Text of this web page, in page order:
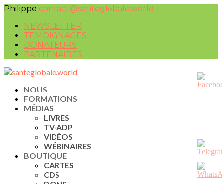
Philippe contact@santeglobale.world
NEWSLETTER
TEMOIGNAGES
DONATEURS
PARTENAIRES
NOUS
FORMATIONS
MÉDIAS
LIVRES
TV-ADP
VIDÉOS
WÉBINAIRES
BOUTIQUE
CARTES
CDS